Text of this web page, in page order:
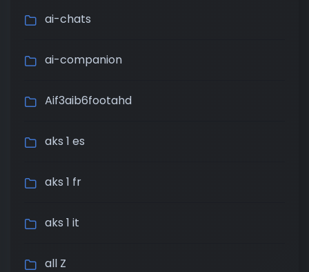
ai-chats
ai-companion
Aif3aib6footahd
aks 1 es
aks 1 fr
aks 1 it
all Z